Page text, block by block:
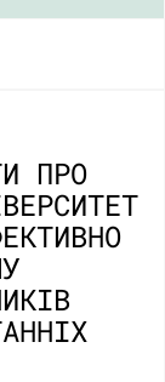
ПРО